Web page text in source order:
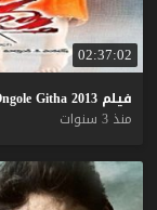
02:37:02
فيلم Githa 2013
منذ 3 سنوات